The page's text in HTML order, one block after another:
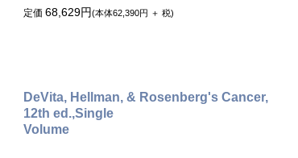
定価 68,629円(本体62,390円 ＋ 税)
DeVita, Hellman, & Rosenberg's Cancer,
12th ed.,Single
Volume